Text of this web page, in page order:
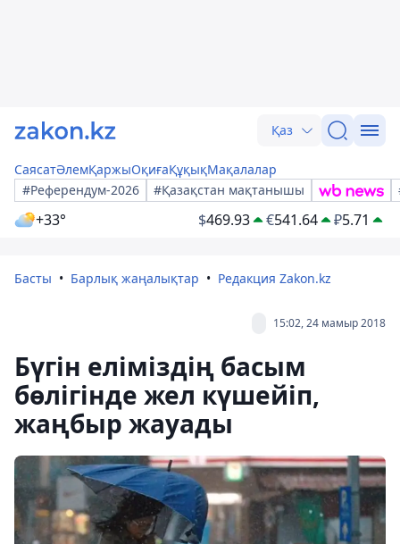
Қаз
СаясатӘлемҚаржыОқиғаҚұқықМақалалар
#Референдум-2026
#Қазақстан мақтанышы
+33° $469.93 €541.64 ₽5.71
Басты Барлық жаңалықтар Редакция Zakon.kz
15:02, 24 мамыр 2018
Бүгін еліміздің басым
бөлігінде жел күшейіп,
жаңбыр жауады